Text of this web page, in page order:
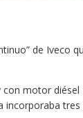
de Iveco
motor diésel
incorporaba